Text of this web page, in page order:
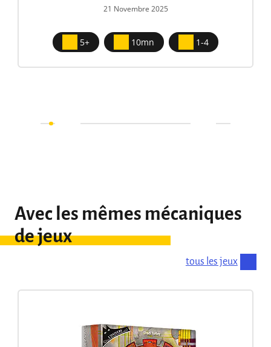
21 Novembre 2025
5+ 10mn 1-4
Avec les mêmes mécaniques
de jeux
tous les jeux